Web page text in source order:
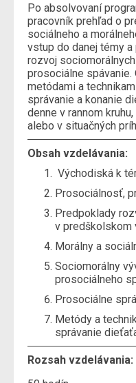
Po absolvovaní
pracovník prehľad o
sociálneho a
vstup do danej témy
rozvoj
prosociálne
metódami a
správanie a konanie
denne v rannom
alebo v situačných
Obsah vzdelávania:
Východiská k
Prosociálnosť,
Predpoklady
v predškolskom
Morálny a
Sociomorálny
prosociálneho
Prosociálne
Metódy a
správanie
Rozsah vzdelávania: